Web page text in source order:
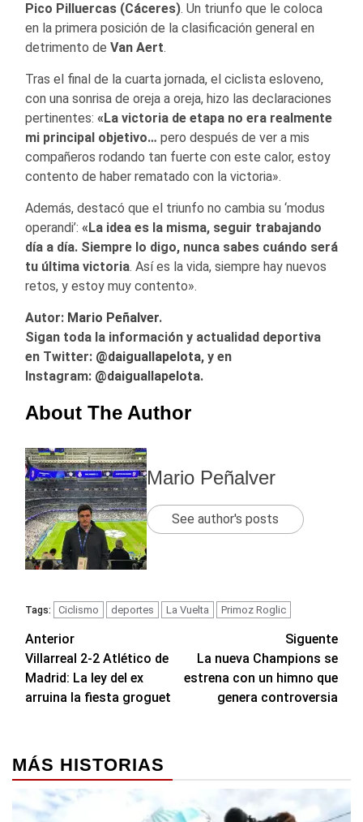
Pico Pilluercas (Cáceres). Un triunfo que le coloca
en la primera posición de la clasificación general en
detrimento de Van Aert.
Tras el final de la cuarta jornada, el ciclista esloveno,
con una sonrisa de oreja a oreja, hizo las declaraciones
pertinentes: «La victoria de etapa no era realmente
mi principal objetivo… pero después de ver a mis
compañeros rodando tan fuerte con este calor, estoy
contento de haber rematado con la victoria».
Además, destacó que el triunfo no cambia su ‘modus
operandi’: «La idea es la misma, seguir trabajando
día a día. Siempre lo digo, nunca sabes cuándo será
tu última victoria. Así es la vida, siempre hay nuevos
retos, y estoy muy contento».
Autor: Mario Peñalver.
Sigan toda la información y actualidad deportiva
en Twitter: @daiguallapelota, y en
Instagram: @daiguallapelota.
About The Author
Mario Peñalver
See author's posts
Tags: Ciclismo deportes La Vuelta Primoz Roglic
Navegación
de
entradas
Anterior
Villarreal 2-2 Atlético de
Madrid: La ley del ex
arruina la fiesta groguet
Siguente
La nueva Champions se
estrena con un himno que
genera controversia
MÁS HISTORIAS